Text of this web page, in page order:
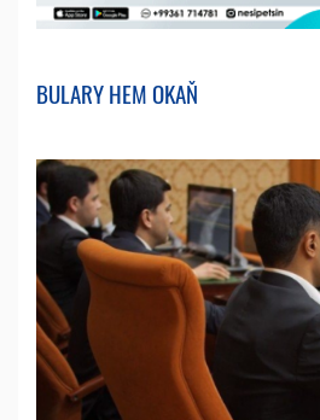
BULARY HEM OKAŇ